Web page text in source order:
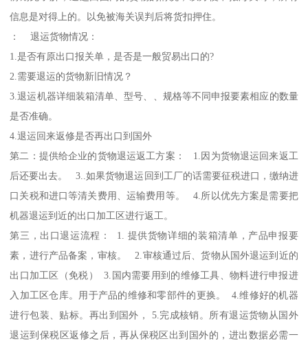
信息是对得上的。以免被海关误判后将货扣押住。
： 退运货物情况：
1.是否有原出口报关单，是否是一般贸易出口的?
2.需要退运的货物新旧情况？
3.退运机器详细装箱清单、型号、、规格等不同申报要素相应的数量
是否准确。
4.退运回来返修是否再出口到国外
第二：提供给企业的货物退运返工方案： 1.因为货物退运回来返工
后还要出去。 3..如果货物退运回到工厂的话需要征税进口，缴纳进
口关税和进口等清关费用、运输费用等。 4.所以优先方案是需要把
机器退运到近的出口加工区进行返工。
第三，出口退运流程： 1. 提供货物详细的装箱清单，产品申报要
素，进行产品备案，审核。 2.审核通过后、货物从国外退运到近的
出口加工区（免税） 3.国内需要用到的维修工具、物料进行申报进
入加工区仓库。用于产品的维修和零部件的更换。 4.维修好的机器
进行包装、贴标。再出到国外， 5.完成核销。所有退运货物从国外
退运到保税区返修之后，再从保税区出到国外的，进出数据必需一